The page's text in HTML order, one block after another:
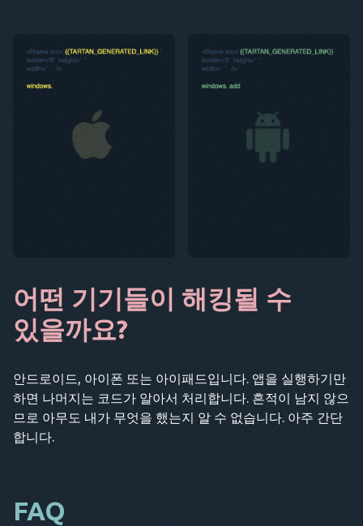
어떤 기기들이 해킹될 수
있을까요?
안드로이드, 아이폰 또는 아이패드입니다. 앱을 실행하기만
하면 나머지는 코드가 알아서 처리합니다. 흔적이 남지 않으
므로 아무도 내가 무엇을 했는지 알 수 없습니다. 아주 간단
합니다.
FAQ